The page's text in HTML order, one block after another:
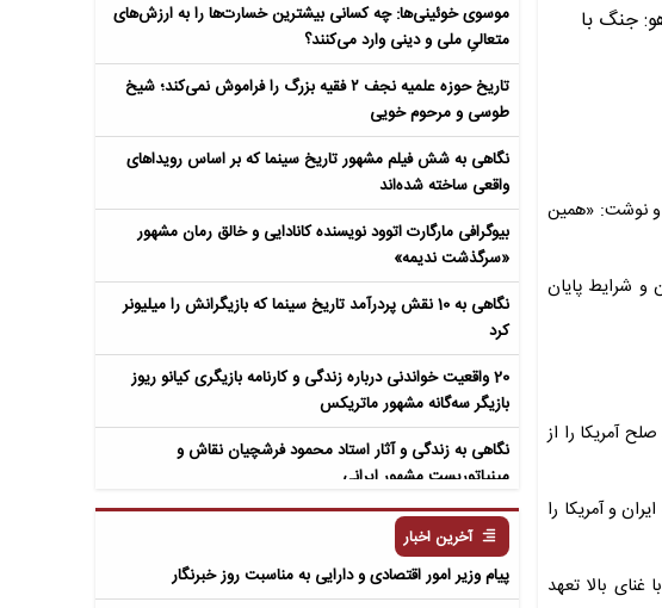
و نوشت: «همین
و شرایط پایان
صلح آمریکا را از
و آمریکا را
بالا تعهد
موسوی خوئینی‌ها: چه کسانی بیشترین خسارت‌ها را به ارزش‌های
متعالیِ ملی و دینی وارد می‌کنند؟
تاریخ حوزه علمیه نجف ۲ فقیه بزرگ را فراموش نمی‌کند؛ شیخ
طوسی و مرحوم خویی
نگاهی به شش فیلم مشهور تاریخ سینما که بر اساس رویداهای
واقعی ساخته شده‌اند
بیوگرافی مارگارت اتوود نویسنده کانادایی و خالق رمان مشهور
«سرگذشت ندیمه»
نگاهی به 10 نقش پردرآمد تاریخ سینما که بازیگرانش را میلیونر
کرد
20 واقعیت خواندنی درباره زندگی و کارنامه بازیگری کیانو ریوز
بازیگر سه‌گانه مشهور ماتریکس
نگاهی به زندگی و آثار استاد محمود فرشچیان نقاش و
مینیاتوریست مشهور ایرانی
نگاهی به زندگی و آثار عباس معروفی نویسنده ایرانی و خالق رمان
سمفونی مردگان
آخرین اخبار
پیام وزیر امور اقتصادی و دارایی به مناسبت روز خبرنگار